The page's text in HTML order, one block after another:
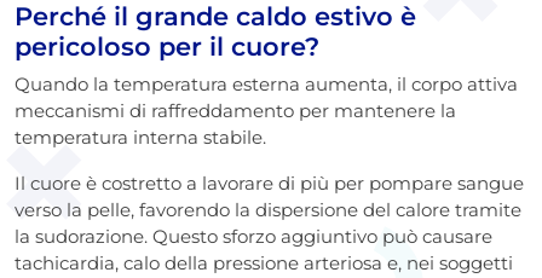
Perché il grande caldo estivo è
pericoloso per il cuore?
Quando la temperatura esterna aumenta, il corpo attiva
meccanismi di raffreddamento per mantenere la
temperatura interna stabile.
Il cuore è costretto a lavorare di più per pompare sangue
verso la pelle, favorendo la dispersione del calore tramite
la sudorazione. Questo sforzo aggiuntivo può causare
tachicardia, calo della pressione arteriosa e, nei soggetti